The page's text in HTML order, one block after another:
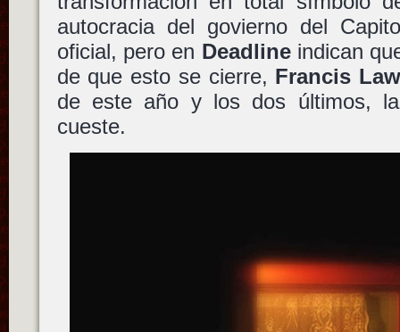
autocracia del govierno del
oficial, pero en Deadlineindican
de que esto se cierre, Francis
de este año y los dos últimos,
cueste.